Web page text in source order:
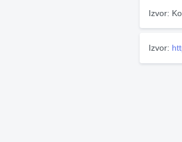
Izvor:
Izvor: